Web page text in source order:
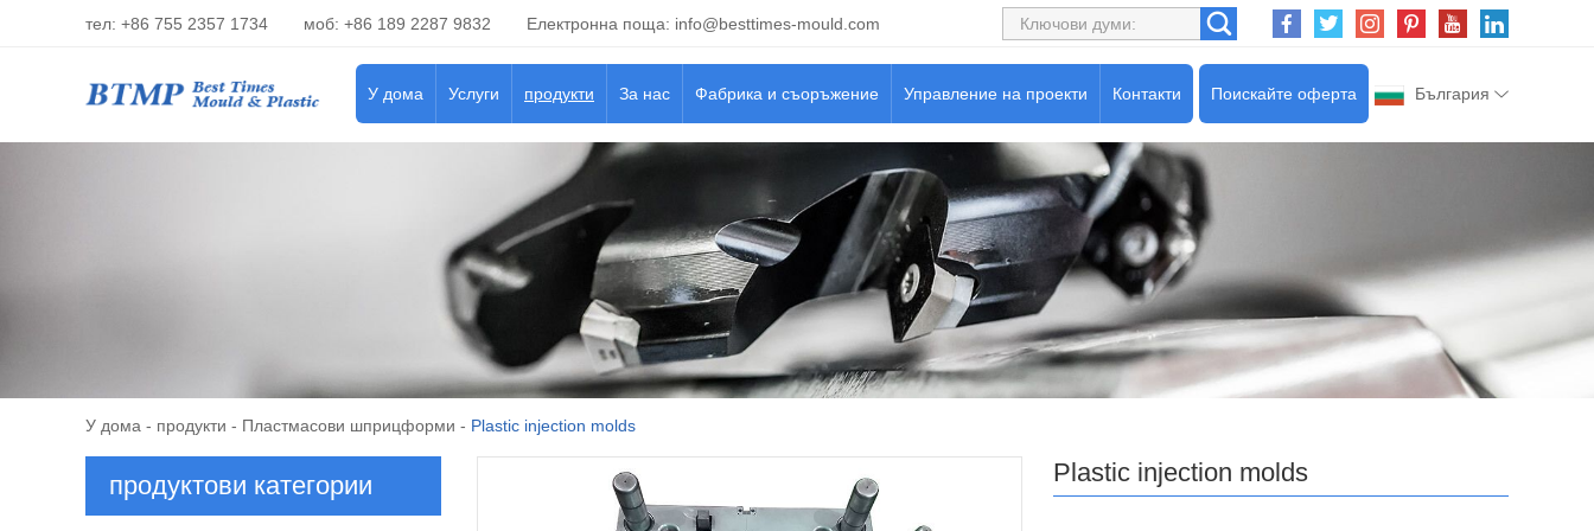
тел: +86 755 2357 1734 моб: +86 189 2287 9832 Електронна поща: info@besttimes-mould.com
България
Поискайте оферта
У дома Услуги продукти За нас Фабрика и съоръжение Управление на проекти Контакти
У дома - продукти - Пластмасови шприцформи - Plastic injection molds
Plastic injection molds
продуктови категории